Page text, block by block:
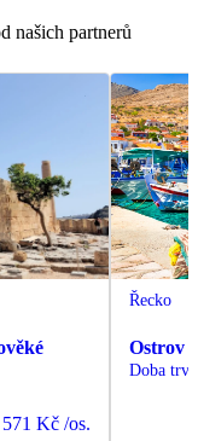
našich partnerů
571 Kč /os.
Řecko
Ostrov
Doba